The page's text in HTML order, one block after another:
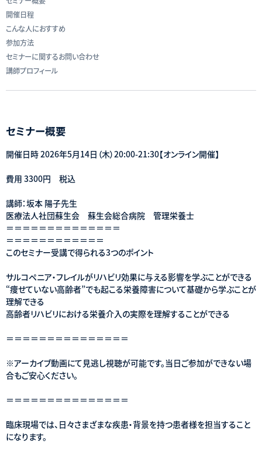
開催日程
こんな人におすすめ
参加方法
セミナーに関するお問い合わせ
講師プロフィール
セミナー概要
開催日時 2026年5月14日（木）20:00-21:30【オンライン開催】
費用 3300円 税込
講師：坂本 陽子先生
医療法人社団蘇生会 蘇生会総合病院 管理栄養士
＝＝＝＝＝＝＝＝＝＝＝＝＝＝
＝＝＝＝＝＝＝＝＝＝＝＝
このセミナー受講で得られる3つのポイント
サルコペニア・フレイルがリハビリ効果に与える影響を学ぶことができる
“痩せていない高齢者”でも起こる栄養障害について基礎から学ぶことが
理解できる
高齢者リハビリにおける栄養介入の実際を理解することができる
＝＝＝＝＝＝＝＝＝＝＝＝＝＝＝
※アーカイブ動画にて見逃し視聴が可能です。当日ご参加ができない場
合もご安心ください。
＝＝＝＝＝＝＝＝＝＝＝＝＝＝＝
臨床現場では、日々さまざまな疾患・背景を持つ患者様を担当すること
になります。